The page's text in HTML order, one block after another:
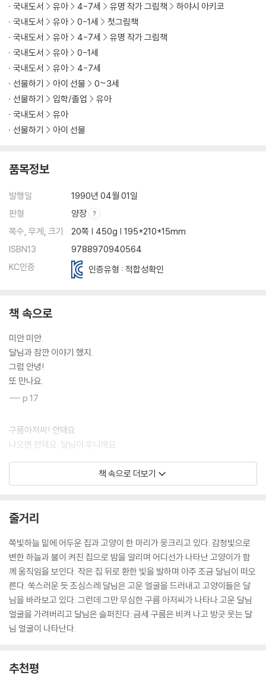
국내도서
유아 4-7세 유명 작가 그림책
하야시 아키코
국내도서
유아 0-1세
첫그림책
국내도서
유아 4-7세
유명 작가 그림책
국내도서
유아
0-1세
국내도서
유아
4-7세
선물하기
아이 선물
0~3세
선물하기
입학/졸업
유아
국내도서
유아
선물하기
아이 선물
품목정보
발행일
1990년 04월 01일
판형
양장
쪽수, 무게, 크기
20쪽 | 450g | 195*210*15mm
ISBN13
9788970940564
KC인증
인증유형 : 적합성확인
책 속으로
미안 미안.
달님과 잠깐 이야기 했지.
그럼 안녕!
또 만나요.
--- p.17
구름아저씨! 안돼요.
나오면 안돼요. 달님이 우니까요..
아, 나왔네! 달님이 웃고있네.
달님, 안녕? 안녕하세요...
책 속으로 더보기
줄거리
쪽빛하늘 밑에 어두운 집과 고양이 한 마리가 웅크리고 있다. 감청빛으로
변한 하늘과 불이 켜진 집으로 밤을 알리며 어디선가 나타난 고양이가 함
께 움직임을 보인다. 작은 집 뒤로 환한 빛을 발하며 아주 조금 달님이 떠오
른다. 쑥스러운 듯 조심스레 달님은 고운 얼굴을 드러내고 고양이들은 달
님을 바라보고 있다. 그런데 그만 무심한 구름 아저씨가 나타나 고운 달님
얼굴을 가려버리고 달님은 슬퍼진다. 금세 구름은 비켜 나고 방긋 웃는 달
님 얼굴이 나타난다.
추천평